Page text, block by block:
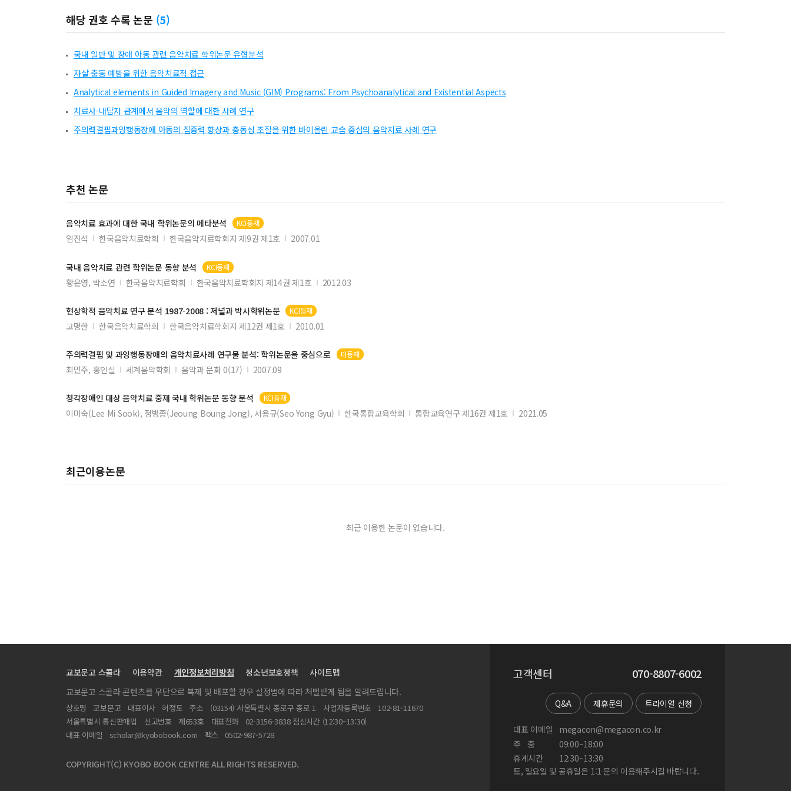
해당 권호 수록 논문 (5)
국내 일반 및 장애 아동 관련 음악치료 학위논문 유형분석
자살 충동 예방을 위한 음악치료적 접근
Analytical elements in Guided Imagery and Music (GIM) Programs: From Psychoanalytical and Existential Aspects
치료사-내담자 관계에서 음악의 역할에 대한 사례 연구
주의력결핍과잉행동장애 아동의 집중력 향상과 충동성 조절을 위한 바이올린 교습 중심의 음악치료 사례 연구
추천 논문
음악치료효과에 대한 국내 학위논문의 메타분석 KCI등재
임진석 한국음악치료학회 한국음악치료학회지 제9권 제1호 2007.01
국내음악치료 관련 학위논문동향 분석 KCI등재
황은영, 박소연 한국음악치료학회 한국음악치료학회지 제14권 제1호 2012.03
현상학적 음악치료연구 분석 1987-2008 : 저널과 박사학위논문 KCI등재
고명한 한국음악치료학회 한국음악치료학회지 제12권 제1호 2010.01
주의력결핍 및 과잉행동장애의 음악치료사례 연구물 분석: 학위논문을 중심으로 미등재
최민주, 홍인실 세계음악학회 음악과 문화 0(17) 2007.09
청각장애인 대상음악치료중재 국내 학위논문동향 분석 KCI등재
이미숙(Lee Mi Sook), 정병종(Jeoung Boung Jong), 서용규(Seo Yong Gyu) 한국통합교육학회 통합교육연구 제16권 제1호 2021.05
최근이용논문
최근 이용한 논문이 없습니다.
교보문고 스콜라 이용약관 개인정보처리방침 청소년보호정책
사이트맵
교보문고 스콜라 콘텐츠를 무단으로 복제 및 배포할 경우 실정법에 따라 처벌받게 됨을 알려드립니다.
상호명 교보문고 대표이사 허정도 주소 (03154) 서울특별시 종로구 종로 1 사업자등록번호
102-81-11670
서울특별시 통신판매업
신고번호 제653호 대표전화
02-3156-3838 점심시간 (12:30~13:30)
대표 이메일
scholar@kyobobook.com 팩스 0502-987-5728
COPYRIGHT(C) KYOBO BOOK CENTRE ALL RIGHTS RESERVED.
고객센터 070-8807-6002
Q&A 제휴문의 트라이얼 신청
대표 이메일
megacon@megacon.co.kr
주
중
09:00~18:00
휴게시간
12:30~13:30
토, 일요일 및 공휴일은 1:1 문의 이용해주시길 바랍니다.